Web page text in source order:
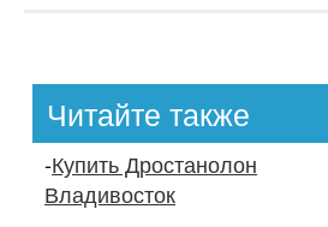
Читайте также
-Купить Дростанолон
Владивосток